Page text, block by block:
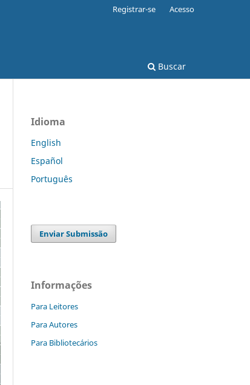
Buscar
Registrar-se Acesso
Idioma
English
Español
Português
Enviar Submissão
Informações
Para Leitores
Para Autores
Para Bibliotecários